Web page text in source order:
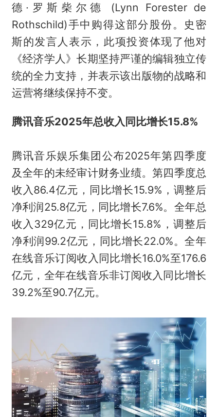
德·罗斯柴尔德 (Lynn Forester de
Rothschild)手中购得这部分股份。史密
斯的发言人表示，此项投资体现了他对
《经济学人》长期坚持严谨的编辑独立传
统的全力支持，并表示该出版物的战略和
运营将继续保持不变。
腾讯音乐2025年总收入同比增长15.8%
腾讯音乐娱乐集团公布2025年第四季度
及全年的未经审计财务业绩。第四季度总
收入86.4亿元，同比增长15.9%，调整后
净利润25.8亿元，同比增长7.6%。全年总
收入329亿元，同比增长15.8%，调整后
净利润99.2亿元，同比增长22.0%。全年
在线音乐订阅收入同比增长16.0%至176.6
亿元，全年在线音乐非订阅收入同比增长
39.2%至90.7亿元。